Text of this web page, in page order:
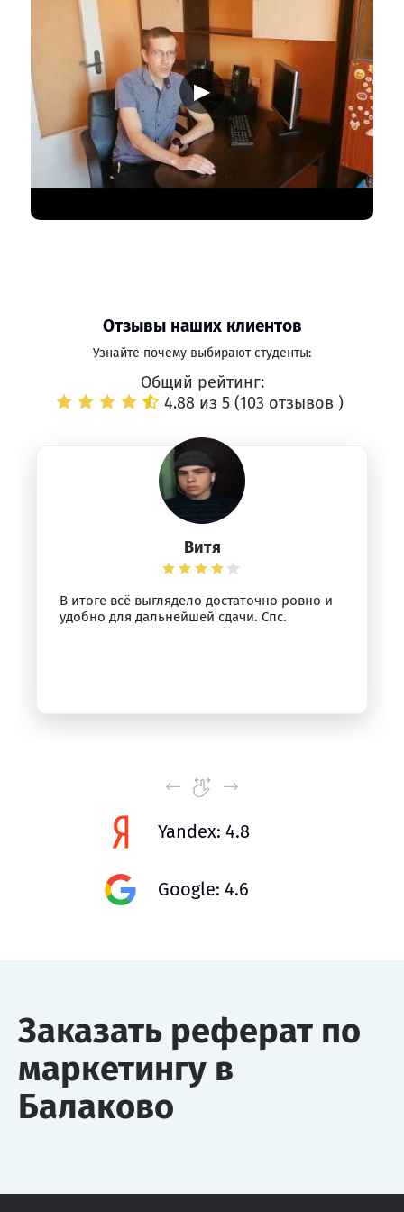
▶
Отзывы наших клиентов
Узнайте почему выбирают студенты:
Общий рейтинг:
4.88 из 5 (103 отзывов )
Витя
В итоге всё выглядело достаточно ровно и
удобно для дальнейшей сдачи. Спс.
Yandex: 4.8
Google: 4.6
Заказать реферат по
маркетингу в
Балаково